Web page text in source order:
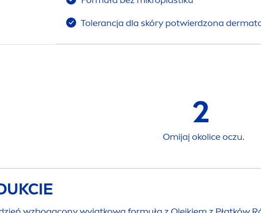
Tolerancja dla skóry potwierdzona
2
Omijaj okolice oczu.